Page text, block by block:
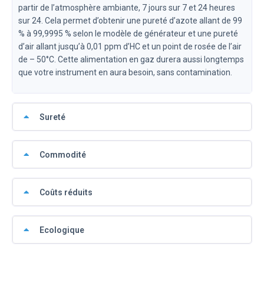
partir de l’atmosphère ambiante, 7 jours sur 7 et 24 heures
sur 24. Cela permet d’obtenir une pureté d’azote allant de 99
% à 99,9995 % selon le modèle de générateur et une pureté
d’air allant jusqu’à 0,01 ppm d’HC et un point de rosée de l’air
de – 50°C. Cette alimentation en gaz durera aussi longtemps
que votre instrument en aura besoin, sans contamination.
Sureté
Commodité
Coûts réduits
Ecologique